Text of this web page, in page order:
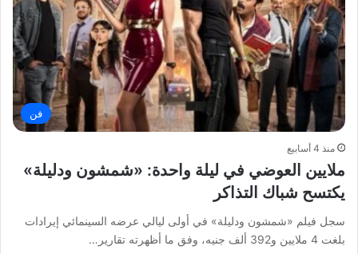
فن
منذ 4 أسابيع
ملايين العوضي في ليلة واحدة: «شمشون ودليلة»
يكتسح شباك التذاكر
سجل فيلم «شمشون ودليلة» في أولى ليالي عرضه السينمائي إيرادات
بلغت 4 ملايين و392 ألف جنيه، وفق ما أظهرته تقارير…